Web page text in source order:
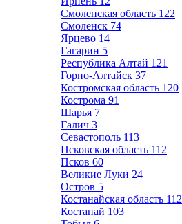
Смоленская область 122
Смоленск 74
Ярцево 14
Гагарин 5
Республика Алтай 121
Горно-Алтайск 37
Костромская область 120
Кострома 91
Шарья 7
Галич 3
Севастополь 113
Псковская область 112
Псков 60
Великие Луки 24
Остров 5
Костанайская область 112
Костанай 103